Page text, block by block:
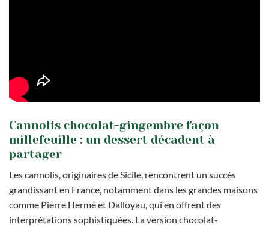
Cannolis chocolat-gingembre façon
millefeuille : un dessert décadent à
partager
Les cannolis, originaires de Sicile, rencontrent un succès
grandissant en France, notamment dans les grandes maisons
comme Pierre Hermé et Dalloyau, qui en offrent des
interprétations sophistiquées. La version chocolat-